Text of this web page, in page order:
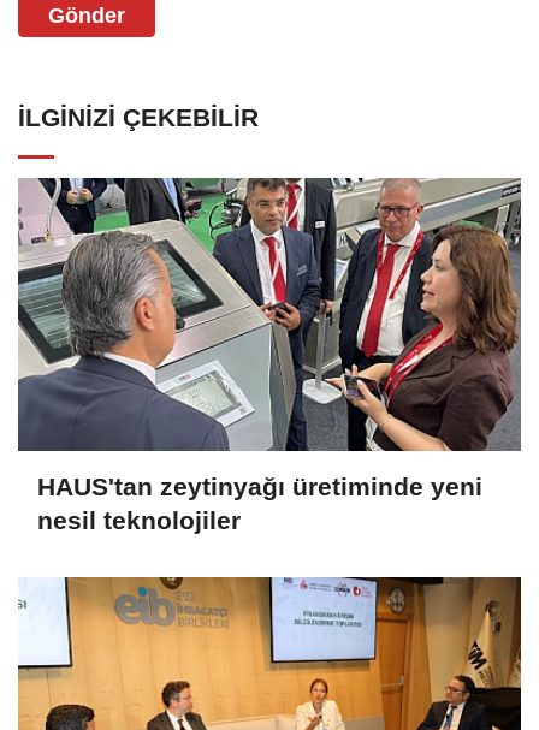
Gönder
İLGINIZI ÇEKEBILIR
HAUS'tan zeytinyağı üretiminde yeni
nesil teknolojiler